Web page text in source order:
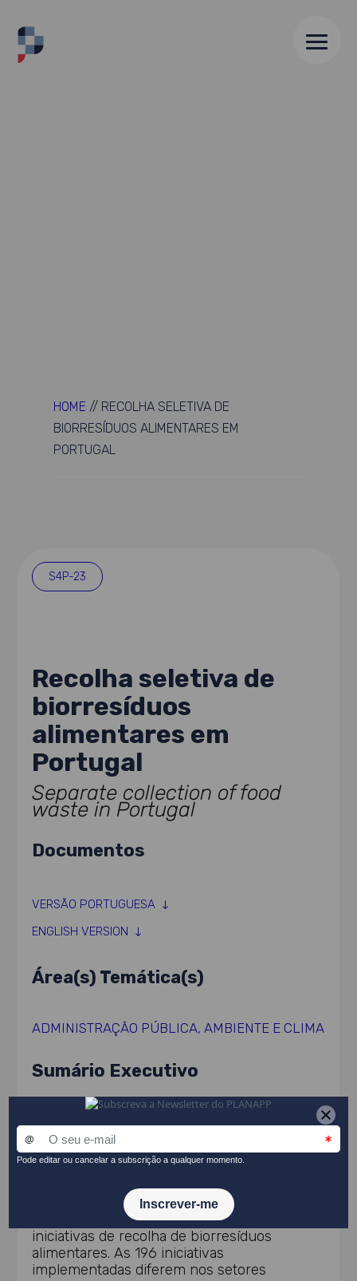
HOME // RECOLHA SELETIVA DE
BIORRESÍDUOS ALIMENTARES EM
PORTUGAL
S4P-23
Recolha seletiva de
biorresíduos
alimentares em
Portugal
Separate collection of food
waste in Portugal
Documentos
VERSÃO PORTUGUESA
ENGLISH VERSION
Área(s) Temática(s)
ADMINISTRAÇÃO PÚBLICA,AMBIENTE E CLIMA
Sumário Executivo
ponto relevante nos planos de economia
circular da UE. O Projeto S4P REC-SEL
caracterizou as iniciativas de recolha seletiva
de biorresíduos alimentares através de
inquéritos aos municípios portugueses.
Cerca de metade dos municípios (152) têm
iniciativas de recolha de biorresíduos
alimentares. As 196 iniciativas
implementadas diferem nos setores